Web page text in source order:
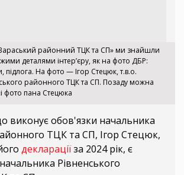
районний ТЦК та СП» ми знайшли
деталями інтер’єру, як на фото ДБР:
підлога. На фото — Ігор Стецюк, т.в.о.
районного ТЦК та СП. Позаду можна
фото пана Стецюка
виконує обов'язки начальника
ТЦК та СП, Ігор Стецюк,
деклараціїза 2024 рік, є
Рівненського